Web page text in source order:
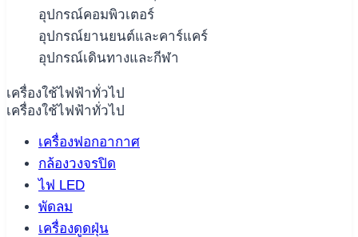
อุปกรณ์คอมพิวเตอร์
อุปกรณ์ยานยนต์และคาร์แคร์
อุปกรณ์เดินทางและกีฬา
เครื่องใช้ไฟฟ้าทั่วไป
เครื่องใช้ไฟฟ้าทั่วไป
เครื่องฟอกอากาศ
กล้องวงจรปิด
ไฟ LED
พัดลม
เครื่องดูดฝุ่น